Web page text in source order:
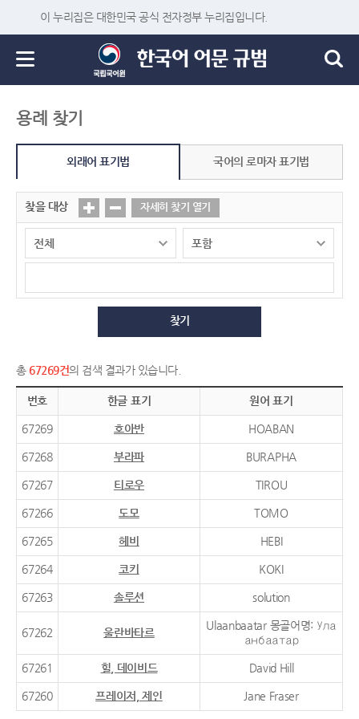
이 누리집은 대한민국 공식 전자정부 누리집입니다.
용례 찾기
외래어 표기법 국어의 로마자 표기법
찾을 대상 자세히 찾기 열기
찾기
총 67269건의 검색 결과가 있습니다.
번호 한글 표기 원어 표기
67269 호아반 HOABAN
67268 부라파 BURAPHA
67267 티로우 TIROU
67266 도모 TOMO
67265 헤비 HEBI
67264 코키 KOKI
67263 솔루션 solution
67262 울란바타르
Ulaanbaatar 몽골어명: Ула
анбаатар
67261 힐, 데이비드 David Hill
67260 프레이저, 제인 Jane Fraser